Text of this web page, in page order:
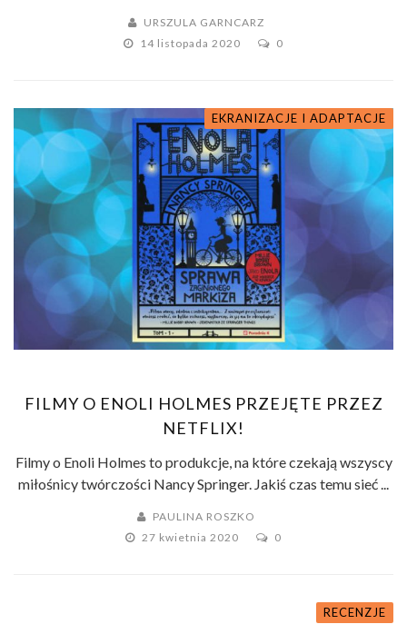
URSZULA GARNCARZ
14 listopada 2020
0
EKRANIZACJE I ADAPTACJE
FILMY O ENOLI HOLMES PRZEJĘTE PRZEZ
NETFLIX!
Filmy o Enoli Holmes to produkcje, na które czekają wszyscy
miłośnicy twórczości Nancy Springer. Jakiś czas temu sieć ...
PAULINA ROSZKO
27 kwietnia 2020
0
RECENZJE